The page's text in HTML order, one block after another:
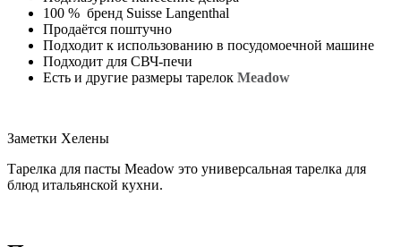
100 % бренд Suisse Langenthal
Продаётся поштучно
Подходит к использованию в посудомоечной машине
Подходит для СВЧ-печи
Есть и другие размеры тарелок Meadow
Заметки Хелены
Тарелка для пасты Meadow это универсальная тарелка для
блюд итальянской кухни.